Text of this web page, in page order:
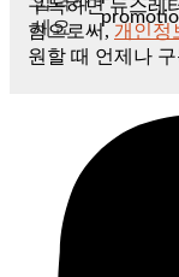
세요
구독하면 뉴스레
함으로써, 개인정
원할 때 언제나